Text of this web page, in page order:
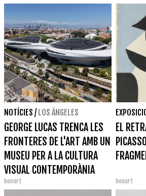
NOTÍCIES / LOS ÁNGELES
GEORGE LUCAS TRENCA LES
FRONTERES DE L'ART AMB UN
MUSEU PER A LA CULTURA
VISUAL CONTEMPORÀNIA
bonart
EL
bonart